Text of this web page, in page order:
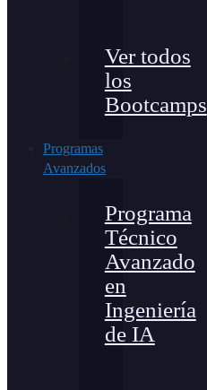
Ver todos
los
Bootcamps
Programas
Avanzados
Programa
Técnico
Avanzado
en
Ingeniería
de IA